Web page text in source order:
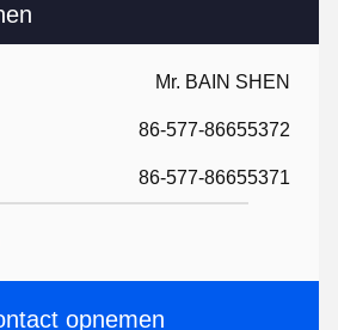
Mr. BAIN SHEN
86-577-86655372
86-577-86655371
opnemen